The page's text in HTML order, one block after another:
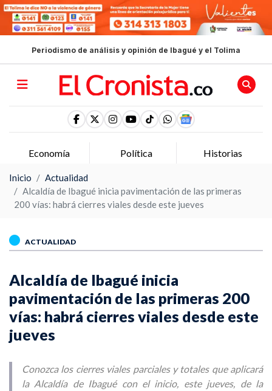
Periodismo de análisis y opinión de Ibagué y el Tolima
Economía Política Historias
Inicio
Actualidad
Alcaldía de Ibagué inicia pavimentación de las primeras
200 vías: habrá cierres viales desde este jueves
ACTUALIDAD
Alcaldía de Ibagué inicia
pavimentación de las primeras 200
vías: habrá cierres viales desde este
jueves
Conozca los cierres viales parciales y totales que aplicará
la Alcaldía de Ibagué con el inicio, este jueves, de la